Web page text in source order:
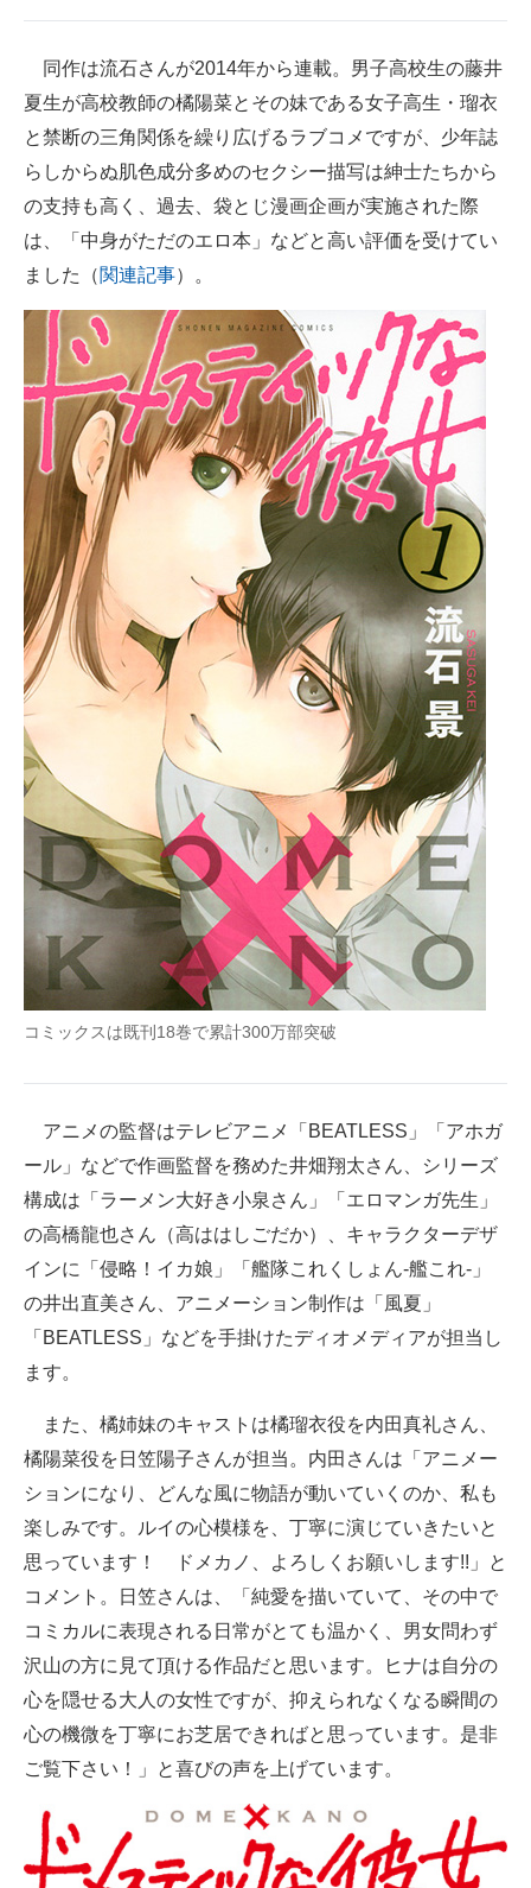
ちょっと気になるネットの話題
同作は流石さんが2014年から連載。男子高校生の藤井
夏生が高校教師の橘陽菜とその妹である女子高生・瑠衣
と禁断の三角関係を繰り広げるラブコメですが、少年誌
らしからぬ肌色成分多めのセクシー描写は紳士たちから
の支持も高く、過去、袋とじ漫画企画が実施された際
は、「中身がただのエロ本」などと高い評価を受けてい
ました（関連記事）。
コミックスは既刊18巻で累計300万部突破
アニメの監督はテレビアニメ「BEATLESS」「アホガ
ール」などで作画監督を務めた井畑翔太さん、シリーズ
構成は「ラーメン大好き小泉さん」「エロマンガ先生」
の高橋龍也さん（高ははしごだか）、キャラクターデザ
インに「侵略！イカ娘」「艦隊これくしょん-艦これ-」
の井出直美さん、アニメーション制作は「風夏」
「BEATLESS」などを手掛けたディオメディアが担当し
ます。
また、橘姉妹のキャストは橘瑠衣役を内田真礼さん、
橘陽菜役を日笠陽子さんが担当。内田さんは「アニメー
ションになり、どんな風に物語が動いていくのか、私も
楽しみです。ルイの心模様を、丁寧に演じていきたいと
思っています！ ドメカノ、よろしくお願いします!!」と
コメント。日笠さんは、「純愛を描いていて、その中で
コミカルに表現される日常がとても温かく、男女問わず
沢山の方に見て頂ける作品だと思います。ヒナは自分の
心を隠せる大人の女性ですが、抑えられなくなる瞬間の
心の機微を丁寧にお芝居できればと思っています。是非
ご覧下さい！」と喜びの声を上げています。